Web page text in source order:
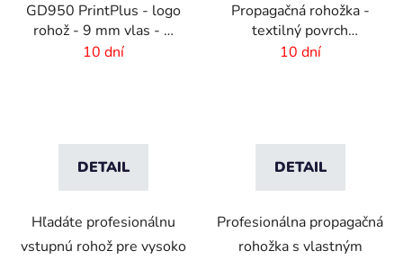
GD950 PrintPlus - logo
rohož - 9 mm vlas - 2
cm gumový okraj
10 dní
DETAIL
Hľadáte profesionálnu
vstupnú rohož pre vysoko
Propagačná rohožka -
textilný povrch
-150x300cm
10 dní
DETAIL
Profesionálna propagačná
rohožka s vlastným